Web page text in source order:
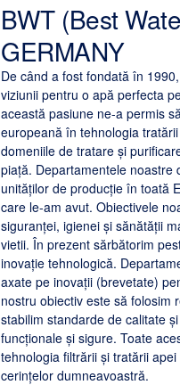
BWT (Best
GERMANY
De când a fost fondată în
viziunii pentru o apă perfecta
această pasiune ne-a permis
europeană în tehnologia
domeniile de tratare și
piață. Departamentele noastre
unităților de producție în toată
care le-am avut. Obiectivele
siguranței, igienei și sănătății
vietii. În prezent sărbătorim
inovație tehnologică.
axate pe inovații (brevetate)
nostru obiectiv este să folosim
stabilim standarde de calitate
funcționale și sigure. Toate
tehnologia filtrării și tratării
cerințelor dumneavoastră.